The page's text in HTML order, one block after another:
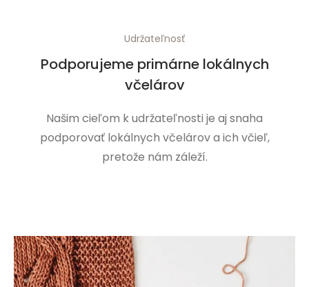
Udržateľnosť
Podporujeme primárne lokálnych
včelárov
Našim cieľom k udržateľnosti je aj snaha
podporovať lokálnych včelárov a ich včieľ,
pretože nám záleží.